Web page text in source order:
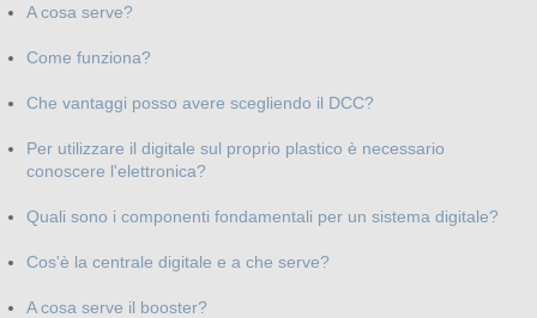
A cosa serve?
Come funziona?
Che vantaggi posso avere scegliendo il DCC?
Per utilizzare il digitale sul proprio plastico è necessario
conoscere l'elettronica?
Quali sono i componenti fondamentali per un sistema digitale?
Cos'è la centrale digitale e a che serve?
A cosa serve il booster?